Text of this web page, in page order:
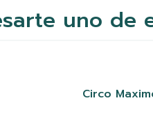
uno de
Circo